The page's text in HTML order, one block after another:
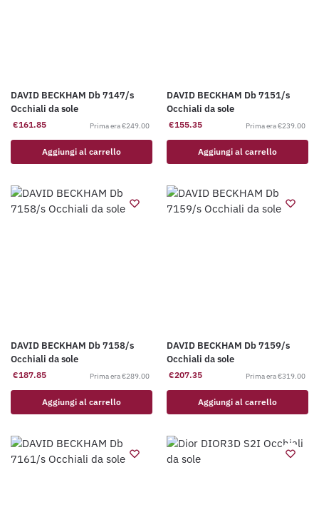
DAVID BECKHAM Db 7147/s
Occhiali da sole
€249.00
€161.85
Aggiungi al carrello
DAVID BECKHAM Db 7151/s
Occhiali da sole
€239.00
€155.35
Aggiungi al carrello
DAVID BECKHAM Db 7158/s
Occhiali da sole
€289.00
€187.85
Aggiungi al carrello
DAVID BECKHAM Db 7159/s
Occhiali da sole
€319.00
€207.35
Aggiungi al carrello